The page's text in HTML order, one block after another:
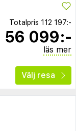
Totalpris 112 197:-
56 099:-
läs mer
Välj resa